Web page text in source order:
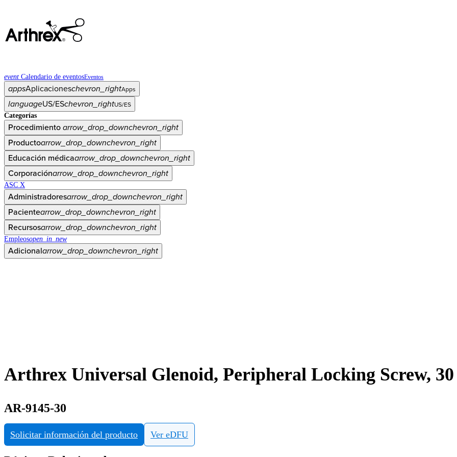
event Calendario de eventosEventos
appsAplicacioneschevron_rightApps
languageUS/ESchevron_rightUS/ES
Categorías
Procedimientoarrow_drop_downchevron_right
Productoarrow_drop_downchevron_right
Educación médicaarrow_drop_downchevron_right
Corporaciónarrow_drop_downchevron_right
ASC X
Administradoresarrow_drop_downchevron_right
Pacientearrow_drop_downchevron_right
Recursosarrow_drop_downchevron_right
Empleosopen_in_new
Adicionalarrow_drop_downchevron_right
Arthrex Universal Glenoid, Peripheral Locking Screw,
AR-9145-30
Solicitar información del producto Ver eDFU